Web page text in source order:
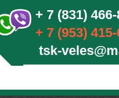
+ 7 (831)
+ 7 (953)
tsk-